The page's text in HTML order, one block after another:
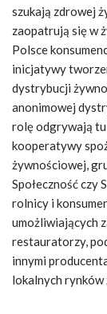
szukają zdrowej
zaopatrują się w
Polsce
inicjatywy
dystrybucji
anonimowej
rolę odgrywają
kooperatywy
żywnościowej,
Społeczność czy
rolnicy i
umożliwiających
restauratorzy,
innymi
lokalnych